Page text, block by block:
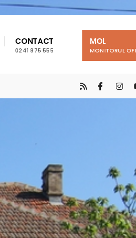
CONTACT
0241 875 555
MOL
MONITORUL